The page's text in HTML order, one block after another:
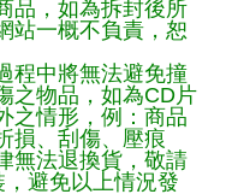
品，如為拆封後所
站一概不負責，恕
程中將無法避免撞
之物品，如為CD片
之情形，例：商品
損、刮傷、壓痕
無法退換貨，敬請
避免以上情況發